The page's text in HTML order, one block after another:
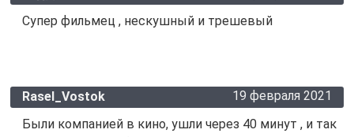
Супер фильмец , нескушный и трешевый
Rasel_Vostok
19 февраля 2021
Были компанией в кино, ушли через 40 минут , и так